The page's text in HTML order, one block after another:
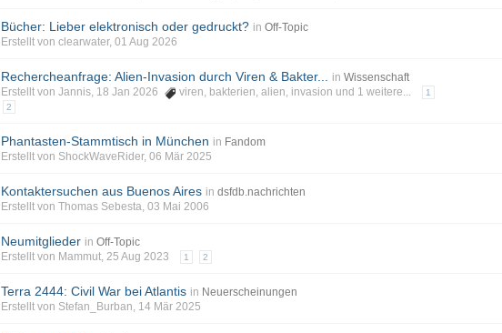
Bücher: Lieber elektronisch oder gedruckt? in Off-Topic
Erstellt von clearwater, 01 Aug 2026
Rechercheanfrage: Alien-Invasion durch Viren & Bakter... in Wissenschaft
Erstellt von Jannis, 18 Jan 2026
viren, bakterien,alien, invasion und 1 weitere...
1
2
Phantasten-Stammtisch in München in Fandom
Erstellt von ShockWaveRider, 06 Mär 2025
Kontaktersuchen aus Buenos Aires in dsfdb.nachrichten
Erstellt von Thomas Sebesta, 03 Mai 2006
Neumitglieder in Off-Topic
Erstellt von Mammut, 25 Aug 2023
1 2
Terra 2444: Civil War bei Atlantis in Neuerscheinungen
Erstellt von Stefan_Burban, 14 Mär 2025